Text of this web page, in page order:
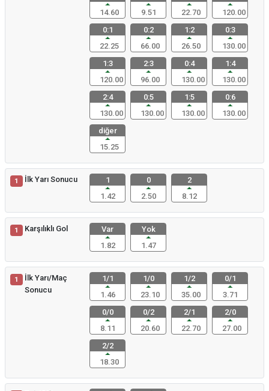
14.60
9.51
22.70
120.00
0:1
22.25
0:2
66.00
1:2
26.50
0:3
130.00
1:3
120.00
2:3
96.00
0:4
130.00
1:4
130.00
2:4
130.00
0:5
130.00
1:5
130.00
0:6
130.00
diğer
15.25
1 İlk Yarı Sonucu
1
1.42
0
2.50
2
8.12
1 Karşılıklı Gol
Var
1.82
Yok
1.47
1
İlk Yarı/Maç
Sonucu
1/1
1.46
1/0
23.10
1/2
35.00
0/1
3.71
0/0
8.11
0/2
20.60
2/1
22.70
2/0
27.00
2/2
18.30